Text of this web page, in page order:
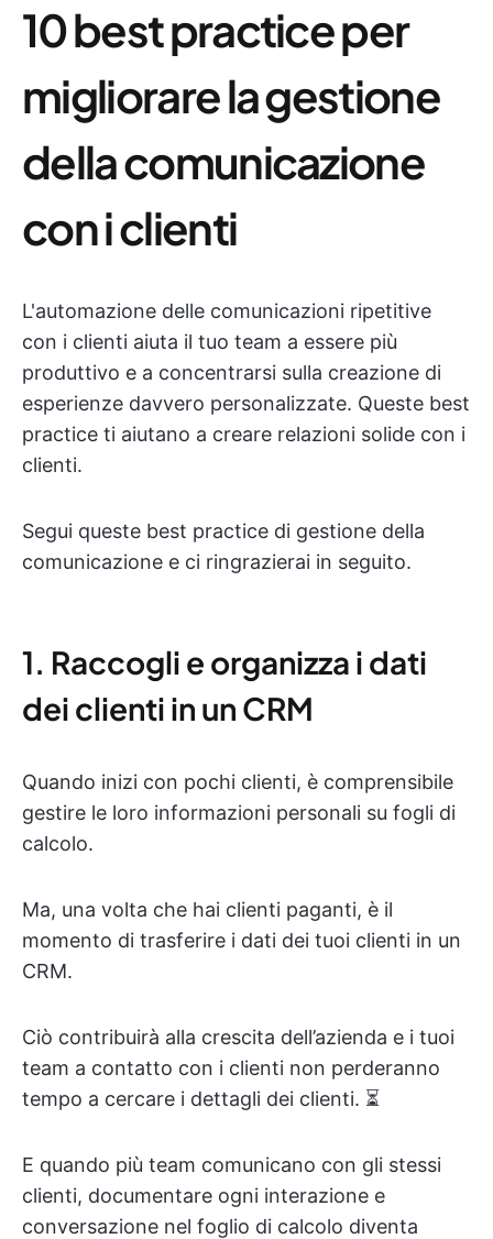
10 best practice per
migliorare la gestione
della comunicazione
con i clienti
L'automazione delle comunicazioni ripetitive
con i clienti aiuta il tuo team a essere più
produttivo e a concentrarsi sulla creazione di
esperienze davvero personalizzate. Queste best
practice ti aiutano a creare relazioni solide con i
clienti.
Segui queste best practice di gestione della
comunicazione e ci ringrazierai in seguito.
1. Raccogli e organizza i dati
dei clienti in un CRM
Quando inizi con pochi clienti, è comprensibile
gestire le loro informazioni personali su fogli di
calcolo.
Ma, una volta che hai clienti paganti, è il
momento di trasferire i dati dei tuoi clienti in un
CRM.
Ciò contribuirà alla crescita dell’azienda e i tuoi
team a contatto con i clienti non perderanno
tempo a cercare i dettagli dei clienti. ⏳
E quando più team comunicano con gli stessi
clienti, documentare ogni interazione e
conversazione nel foglio di calcolo diventa